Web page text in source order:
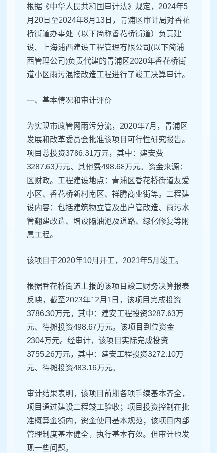
根据《中华人民共和国审计法》规定，2024年5
月20日至2024年8月13日，青浦区审计局对香花
桥街道办事处（以下简称香花桥街道）负责建
设、上海浦西建设工程管理有限公司(以下简浦
西管理公司)负责代建的青浦区2020年香花桥街
道小区雨污混接改造工程进行了竣工决算审计。
一、基本情况和审计评价
为实现市政管网雨污分流，2020年7月，青浦区
发展和改革委员会批准该项目可行性研究报告。
项目总投资3786.31万元，其中：建安费
3287.63万元、其他费498.68万元。资金来源：
区财政。工程建设地点：青浦区香花桥街道友爱
小区、香花桥新村南区、祥腾商业街等。工程建
设内容：包括建筑物立管及出户管改造、雨污水
管翻建改造、增设隔油池及道路、绿化修复等附
属工程。
该项目于2020年10月开工，2021年5月竣工。
根据香花桥街道上报的该项目竣工财务决算报表
反映，截至2023年12月1日，该项目完成投资
3786.30万元，其中：建安工程投资3287.63万
元、待摊投资498.67万元。该项目到位资金
2304万元。经审计，该项目实际完成投资
3755.26万元，其中：建安工程投资3272.10万
元、待摊投资483.16万元。
审计结果表明，该项目前期各项手续基本齐全，
项目通过建设工程竣工验收；项目投资控制在批
准概算金额内，资金使用基本规范；该项目内部
管理制度基本健全，执行基本有效。但审计也发
现一些问题。